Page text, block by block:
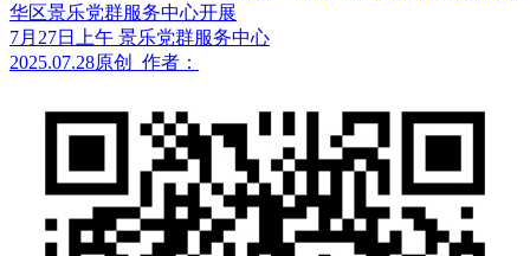
华区景乐党群服务中心开展
7月27日上午 景乐党群服务中心
2025.07.28原创 作者：